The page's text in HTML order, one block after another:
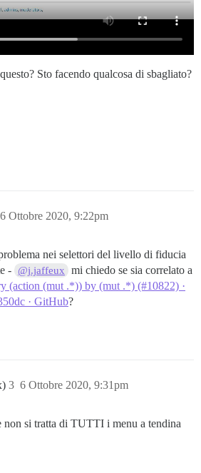
Sto facendo qualcosa di sbagliato?
6 Ottobre 2020, 9:22pm
nei selettori del livello di fiducia
- @j.jaffeux
mi chiedo se sia correlato a
(action (mut .*)) by (mut .*) (#10822) ·
· GitHub?
6 Ottobre 2020, 9:31pm
3
non si tratta di TUTTI i menu a tendina